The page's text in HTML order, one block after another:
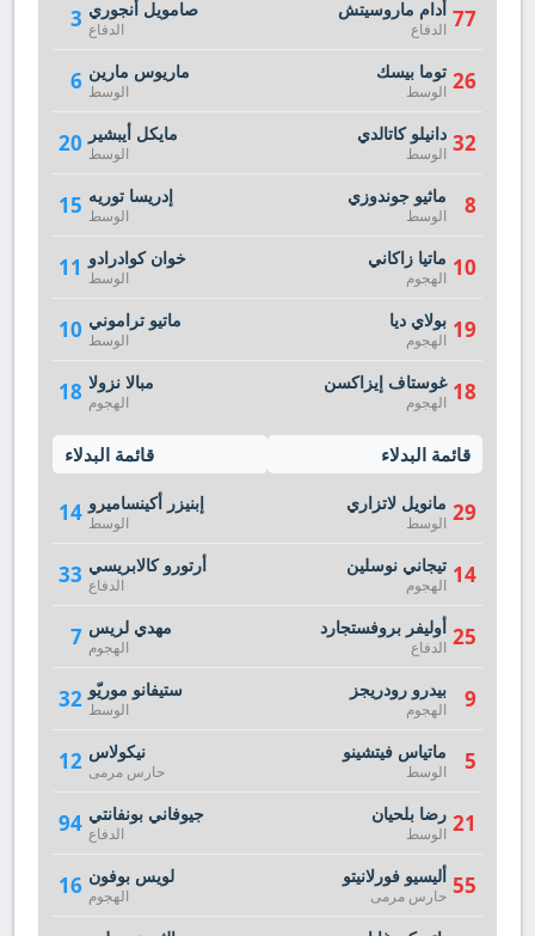
3 صامويل أنجوري
الدفاع
6 ماريوس مارين
الوسط
20 مايكل أيبشير
الوسط
15 إدريسا توريه
الوسط
11 خوان كوادرادو
الوسط
10 ماتيو تراموني
الوسط
18 مبالا نزولا
الهجوم
قائمة البدلاء
14 إبنيزر أكينساميرو
الوسط
33 أرتورو كالابريسي
الدفاع
7 مهدي لريس
الهجوم
32 ستيفانو موريّو
الوسط
12 نيكولاس
حارس مرمى
94 جيوفاني بونفانتي
الدفاع
16 لويس بوفون
الهجوم
77 أدام ماروسيتش
الدفاع
26 توما بيسك
الوسط
32 دانيلو كاتالدي
الوسط
8 ماثيو جوندوزي
الوسط
10 ماتيا زاكاني
الهجوم
19 بولاي ديا
الهجوم
18 غوستاف إيزاكسن
الهجوم
قائمة البدلاء
29 مانويل لاتزاري
الوسط
14 تيجاني نوسلين
الهجوم
25 أوليفر بروفستجارد
الدفاع
9 بيدرو رودريجز
الهجوم
5 ماتياس فيتشينو
الوسط
21 رضا بلحيان
الوسط
55 أليسيو فورلانيتو
حارس مرمى